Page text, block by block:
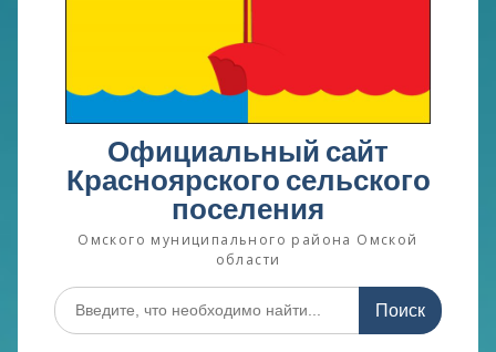
Официальный сайт
Красноярского сельского
поселения
Омского муниципального района Омской
области
Поиск
по: